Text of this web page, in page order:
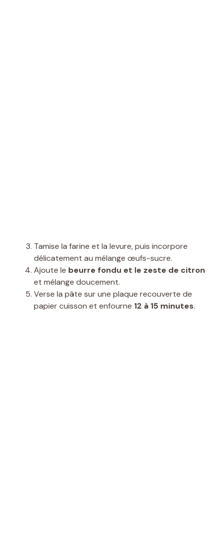
Tamise la farine et la levure, puis incorpore
délicatement au mélange œufs-sucre.
Ajoute le beurre fondu et le zeste de citron
et mélange doucement.
Verse la pâte sur une plaque recouverte de
papier cuisson et enfourne 12 à 15 minutes.